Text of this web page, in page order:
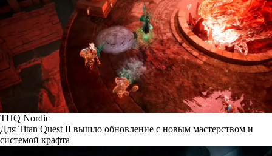
THQ Nordic
Для Titan Quest II вышло обновление с новым мастерством и
системой крафта